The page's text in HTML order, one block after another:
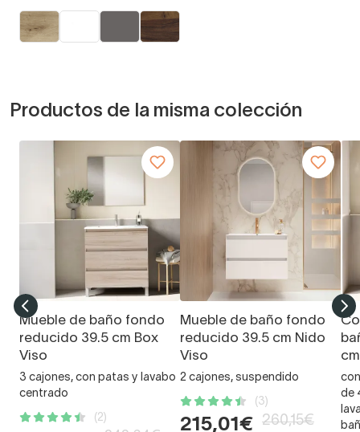
Productos de la misma colección
Mueble de baño fondo
reducido 39.5 cm Box
Viso
3 cajones, con patas y lavabo
centrado
(2)
Mueble de baño fondo
reducido 39.5 cm Nido
Viso
2 cajones, suspendido
(3)
215,01€ 260,15€
de